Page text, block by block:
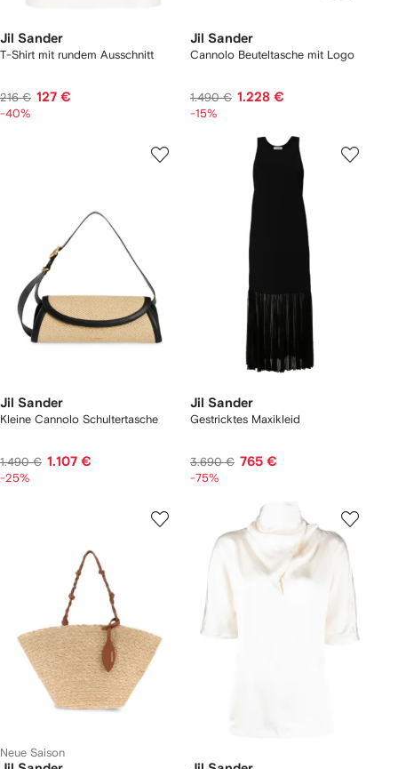
Jil Sander
T-Shirt mit rundem Ausschnitt
216 € 127 €
-40%
Jil Sander
Cannolo Beuteltasche mit Logo
1.490 € 1.228 €
-15%
Jil Sander
Kleine Cannolo Schultertasche
1.490 € 1.107 €
-25%
Jil Sander
Gestricktes Maxikleid
3.690 € 765 €
-75%
Neue Saison